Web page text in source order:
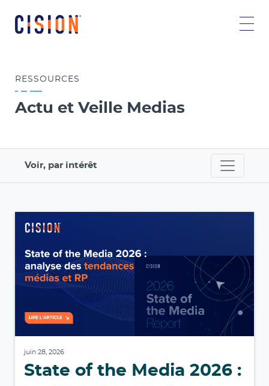
RESSOURCES
Actu et Veille Medias
Voir, par intérêt
juin 28, 2026
State of the Media 2026 :